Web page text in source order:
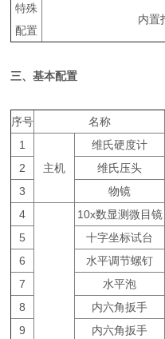
特殊
配置
内置
三、基本配置
序号 名称
1
主机
维氏硬度计
2
维氏压头
3
物镜
4
10x数显测微目镜
5
十字坐标试台
6
水平调节螺钉
7
水平泡
8
内六角扳手
9
内六角扳手